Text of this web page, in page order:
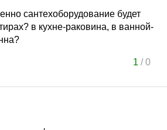
сантехоборудование будет
в кухне-раковина, в ванной-
1 /0